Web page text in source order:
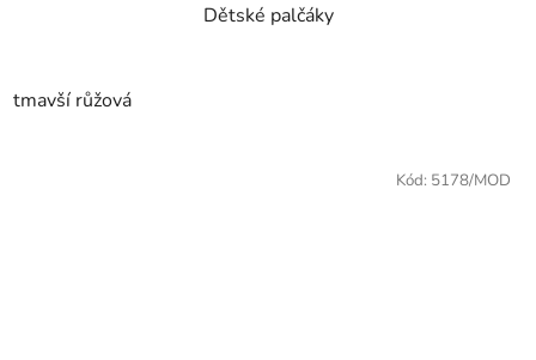
Dětské palčáky
tmavší růžová
Kód: 5178/MOD